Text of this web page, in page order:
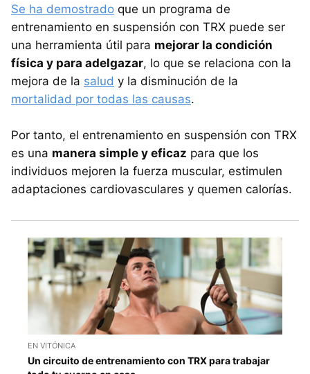
Se ha demostrado que un programa de
entrenamiento en suspensión con TRX puede ser
una herramienta útil para mejorar la condición
física y para adelgazar, lo que se relaciona con la
mejora de la salud y la disminución de la
mortalidad por todas las causas.
Por tanto, el entrenamiento en suspensión con TRX
es una manera simple y eficaz para que los
individuos mejoren la fuerza muscular, estimulen
adaptaciones cardiovasculares y quemen calorías.
EN VITÓNICA
Un circuito de entrenamiento con TRX para trabajar